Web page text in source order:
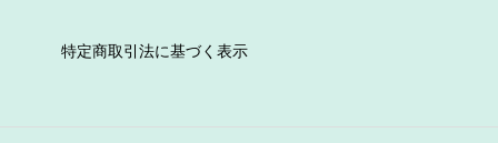
特定商取引法に基づく表示